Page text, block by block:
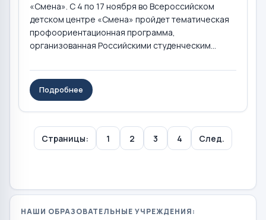
«Смена». С 4 по 17 ноября во Всероссийском
детском центре «Смена» пройдет тематическая
профоориентационная программа,
организованная Российскими студенческим...
Подробнее
Страницы: 1 2 3 4 След.
НАШИ ОБРАЗОВАТЕЛЬНЫЕ УЧРЕЖДЕНИЯ: